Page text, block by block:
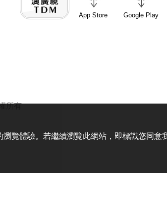
App Store Google Play
所有
覽體驗。若繼續瀏覽此網站，即標識您同意